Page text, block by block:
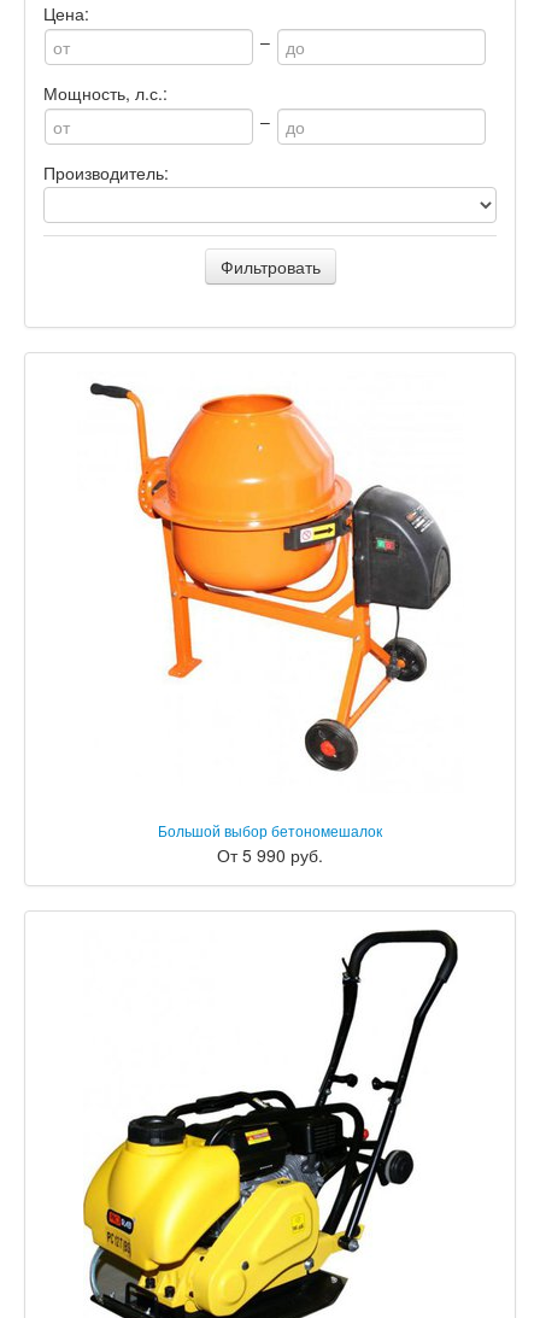
Цена:
–
Мощность, л.с.:
–
Производитель:
Фильтровать
Большой выбор бетономешалок
От 5 990 руб.